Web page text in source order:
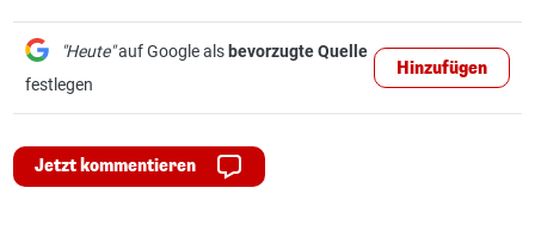
"Heute"auf Google als bevorzugte Quelle
festlegen
Hinzufügen
Jetzt kommentieren